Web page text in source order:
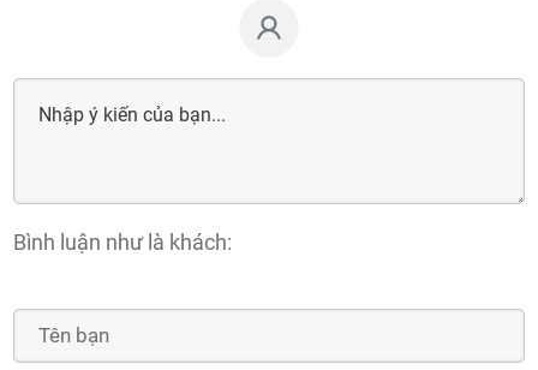
Bình luận như là khách: